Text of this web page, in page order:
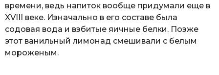
времени, ведь напиток вообще придумали еще в
XVIII веке. Изначально в его составе была
содовая вода и взбитые яичные белки. Позже
этот ванильный лимонад смешивали с белым
мороженым.